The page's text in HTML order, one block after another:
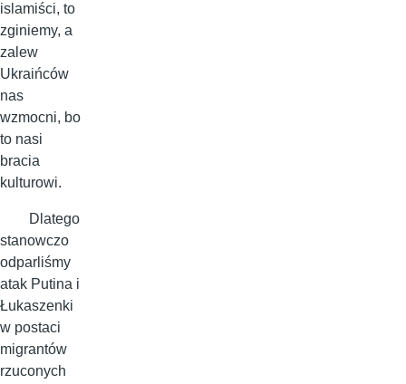
islamiści, to
zginiemy, a
zalew
Ukraińców
nas
wzmocni, bo
to nasi
bracia
kulturowi.
Dlatego
stanowczo
odparliśmy
atak Putina i
Łukaszenki
w postaci
migrantów
rzuconych